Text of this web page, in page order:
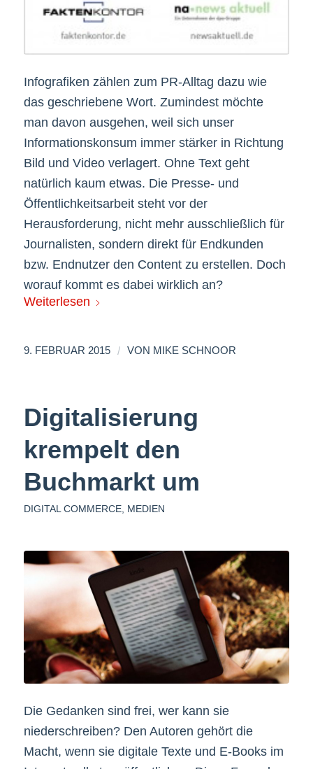
Infografiken zählen zum PR-Alltag dazu wie
das geschriebene Wort. Zumindest möchte
man davon ausgehen, weil sich unser
Informationskonsum immer stärker in Richtung
Bild und Video verlagert. Ohne Text geht
natürlich kaum etwas. Die Presse- und
Öffentlichkeitsarbeit steht vor der
Herausforderung, nicht mehr ausschließlich für
Journalisten, sondern direkt für Endkunden
bzw. Endnutzer den Content zu erstellen. Doch
worauf kommt es dabei wirklich an?
Weiterlesen
9. FEBRUAR 2015 / VON MIKE SCHNOOR
Digitalisierung
krempelt den
Buchmarkt um
DIGITAL COMMERCE, MEDIEN
Die Gedanken sind frei, wer kann sie
niederschreiben? Den Autoren gehört die
Macht, wenn sie digitale Texte und E-Books im